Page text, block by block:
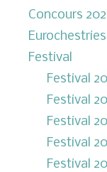
Concours
Eurochestries
Festival
Festival
Festival
Festival
Festival
Festival